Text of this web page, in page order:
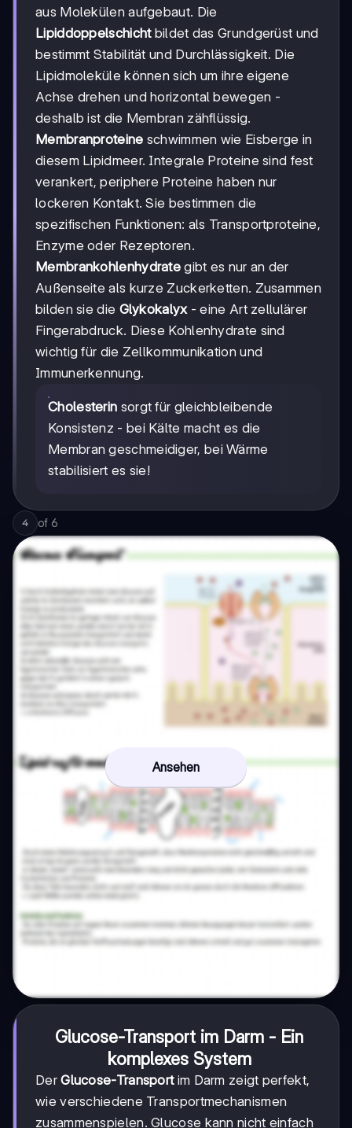
aus Molekülen aufgebaut. Die
Lipiddoppelschichtbildet das Grundgerüst und
bestimmt Stabilität und Durchlässigkeit. Die
Lipidmoleküle können sich um ihre eigene
Achse drehen und horizontal bewegen -
deshalb ist die Membran zähflüssig.
Membranproteine schwimmen wie Eisberge in
diesem Lipidmeer. Integrale Proteine sind fest
verankert, periphere Proteine haben nur
lockeren Kontakt. Sie bestimmen die
spezifischen Funktionen: als Transportproteine,
Enzyme oder Rezeptoren.
Membrankohlenhydrate gibt es nur an der
Außenseite als kurze Zuckerketten. Zusammen
bilden sie die Glykokalyx- eine Art zellulärer
Fingerabdruck. Diese Kohlenhydrate sind
wichtig für die Zellkommunikation und
Immunerkennung.
Cholesterin sorgt für gleichbleibende
Konsistenz - bei Kälte macht es die
Membran geschmeidiger, bei Wärme
stabilisiert es sie!
4 of 6
Ansehen
Glucose-Transport im Darm - Ein
komplexes System
DerGlucose-Transportim Darm zeigt perfekt,
wie verschiedene Transportmechanismen
zusammenspielen. Glucose kann nicht einfach